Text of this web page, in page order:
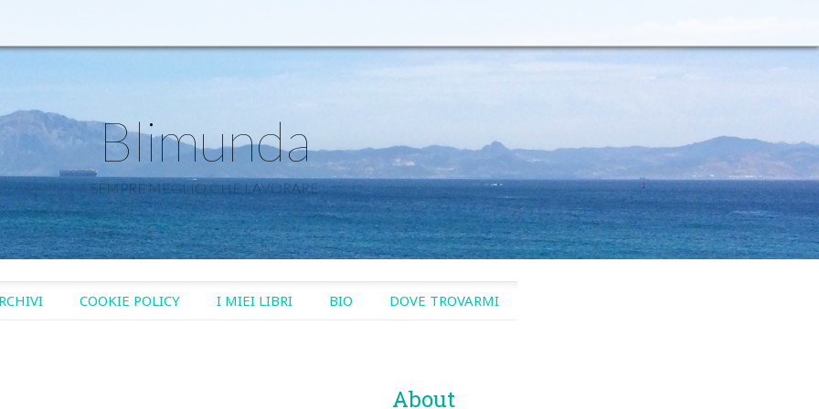
Blimunda
SEMPRE MEGLIO CHE LAVORARE
COOKIE POLICY I MIEI LIBRI BIO DOVE TROVARMI
About